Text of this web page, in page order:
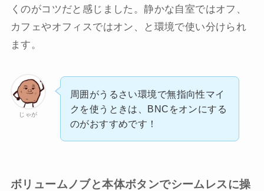
くのがコツだと感じました。静かな自室ではオフ、
カフェやオフィスではオン、と環境で使い分けられ
ます。
じゃが
周囲がうるさい環境で無指向性マイ
クを使うときは、BNCをオンにする
のがおすすめです！
ボリュームノブと本体ボタンでシームレスに操